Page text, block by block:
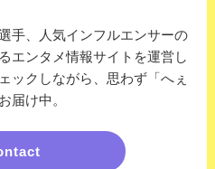
手、人気インフルエンサーの
エンタメ情報サイトを運営し
ックしながら、思わず「へぇ
届け中。